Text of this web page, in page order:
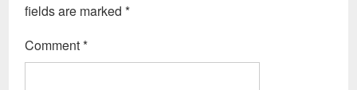
fields are marked*
Comment*